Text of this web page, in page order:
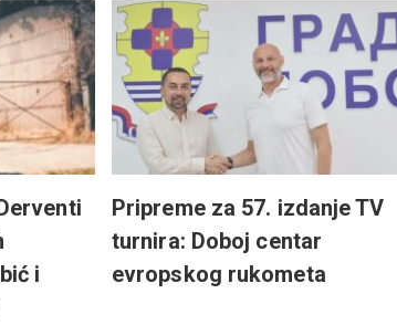
i
Pripreme za 57. izdanje TV
turnira: Doboj centar
evropskog rukometa